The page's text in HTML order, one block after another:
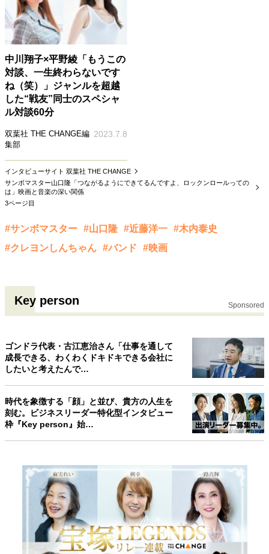
中川翔子×平野綾「もうこの
対談、一生終わらないです
ね（笑）」ジャンルを超越
した“戦友”同士のスペシャ
ル対談60分
双葉社 THE CHANGE編
集部
2023.7.8
インタビューサイト 双葉社 THE CHANGE
サンボマスター山口隆「つながるようにできてるんですよ、ロックンロールっての
は」映画と音楽の深い関係
3ページ目
#サンボマスター #山口隆 #近藤洋一 #木内泰史
#クレヨンしんちゃん #バンド #映画
Key person Sponsored
ゴンドラ代表・古江恵治さん「仕事を通して
成長できる、わくわくドキドキできる会社に
したいと考えたんで…
時代を象徴する「顔」と並び、貴方の人生を
刻む。ビジネスリーダー特化型インタビュー
枠『Key person』始…